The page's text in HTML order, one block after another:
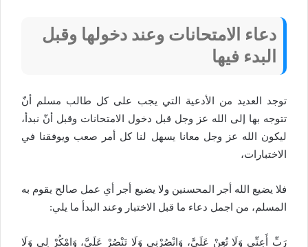
دعاء الامتحانات وعند دخولها وقبل
البدء فيها
توجد العديد من الأدعية التي يجب على كل طالب مسلم أنّ
تتوجه بها إلى الله عز وجل قبل دخول الامتحانات وقبل أنّ نبدأ،
ليكون الله عز وجل معانا يسهل لنا كل أمر صعب ويوفقنا في
الاختبارات،
فلا يضيع الله أجر المحسنين ولا يضيع أجر أي عمل صالح يقوم به
المسلم، من اجمل دعاء ما قبل الاختبار وعند البدأ ما يلي:
رَبِّ أَعِنِّي وَلَا تُعِنْ عَلَيَّ، وَانْصُرْنِي وَلَا تَنْصُرْ عَلَيَّ، وَامْكُرْ لِي وَلَا